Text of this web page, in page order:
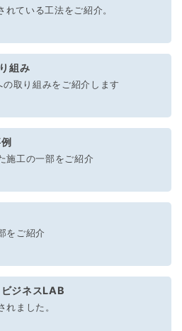
れている工法をご紹介。
組み
の取り組みをご紹介します
施工の一部をご紹介
をご紹介
ジネスLAB
れました。